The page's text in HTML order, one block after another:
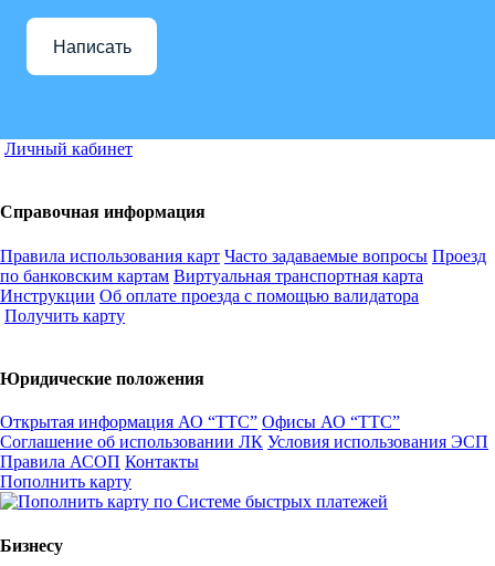
Написать
Личный кабинет
Справочная информация
Правила использования карт Часто задаваемые вопросы Проезд
по банковским картам Виртуальная транспортная карта
Инструкции Об оплате проезда с помощью валидатора
Получить карту
Юридические положения
Открытая информация АО “ТТС” Офисы АО “ТТС”
Соглашение об использовании ЛК Условия использования ЭСП
Правила АСОП Контакты
Пополнить карту
Бизнесу